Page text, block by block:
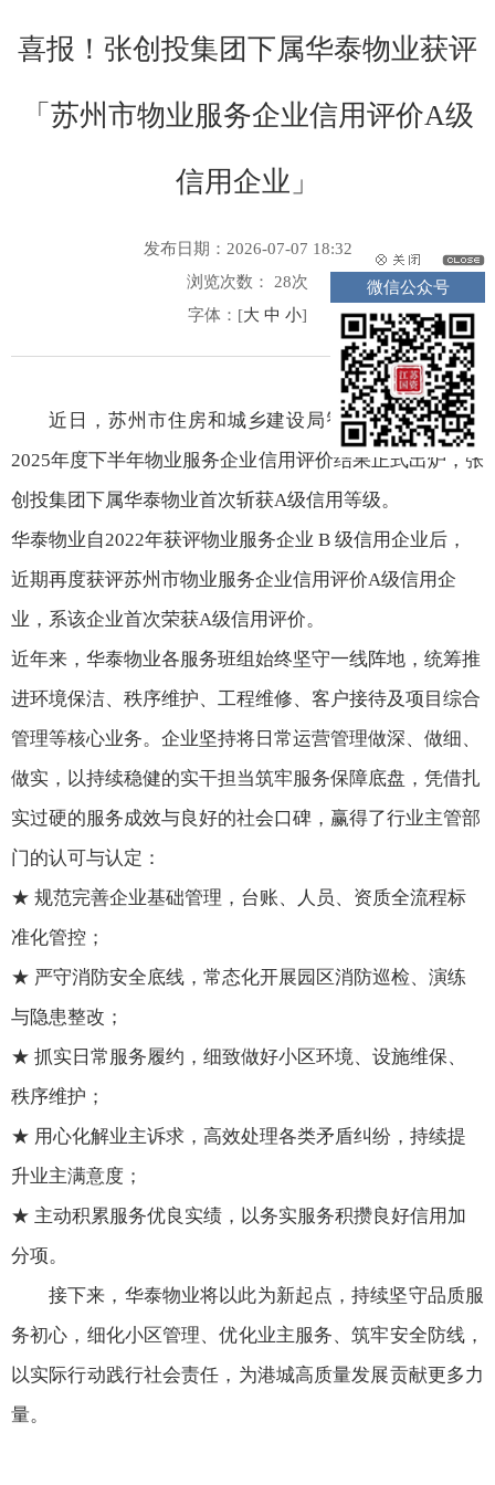
喜报！张创投集团下属华泰物业获评
「苏州市物业服务企业信用评价A级
信用企业」
发布日期：2026-07-07 18:32
浏览次数：
28次
字体：[大 中 小]
近日，苏州市住房和城乡建设局智慧物业管理平台
2025年度下半年物业服务企业信用评价结果正式出炉，张
创投集团下属华泰物业首次斩获A级信用等级。
华泰物业自2022年获评物业服务企业 B 级信用企业后，
近期再度获评苏州市物业服务企业信用评价A级信用企
业，系该企业首次荣获A级信用评价。
近年来，华泰物业各服务班组始终坚守一线阵地，统筹推
进环境保洁、秩序维护、工程维修、客户接待及项目综合
管理等核心业务。企业坚持将日常运营管理做深、做细、
做实，以持续稳健的实干担当筑牢服务保障底盘，凭借扎
实过硬的服务成效与良好的社会口碑，赢得了行业主管部
门的认可与认定：
★ 规范完善企业基础管理，台账、人员、资质全流程标
准化管控；
★ 严守消防安全底线，常态化开展园区消防巡检、演练
与隐患整改；
★ 抓实日常服务履约，细致做好小区环境、设施维保、
秩序维护；
★ 用心化解业主诉求，高效处理各类矛盾纠纷，持续提
升业主满意度；
★ 主动积累服务优良实绩，以务实服务积攒良好信用加
分项。
接下来，华泰物业将以此为新起点，持续坚守品质服
务初心，细化小区管理、优化业主服务、筑牢安全防线，
以实际行动践行社会责任，为港城高质量发展贡献更多力
量。
微信公众号